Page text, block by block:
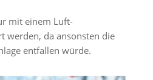
mit einem Luft-
werden, da ansonsten die
entfallen würde.